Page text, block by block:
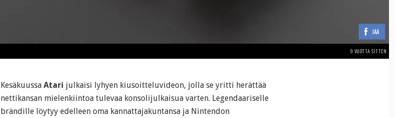
JAA
9 VUOTTA SITTEN
Kesäkuussa Atari julkaisi lyhyen kiusoitteluvideon, jolla se yritti herättää
nettikansan mielenkiintoa tulevaa konsolijulkaisua varten. Legendaariselle
brändille löytyy edelleen oma kannattajakuntansa ja Nintendon